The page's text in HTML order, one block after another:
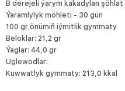
B derejeli ýarym kakadylan şöhlat
Ýaramlylyk möhleti - 30 gün
100 gr önümiň iýmitlik gymmaty
Beloklar: 21,2 gr
Ýaglar: 44,0 gr
Uglewodlar:
Kuwwatlyk gymmaty: 213,0 kkal